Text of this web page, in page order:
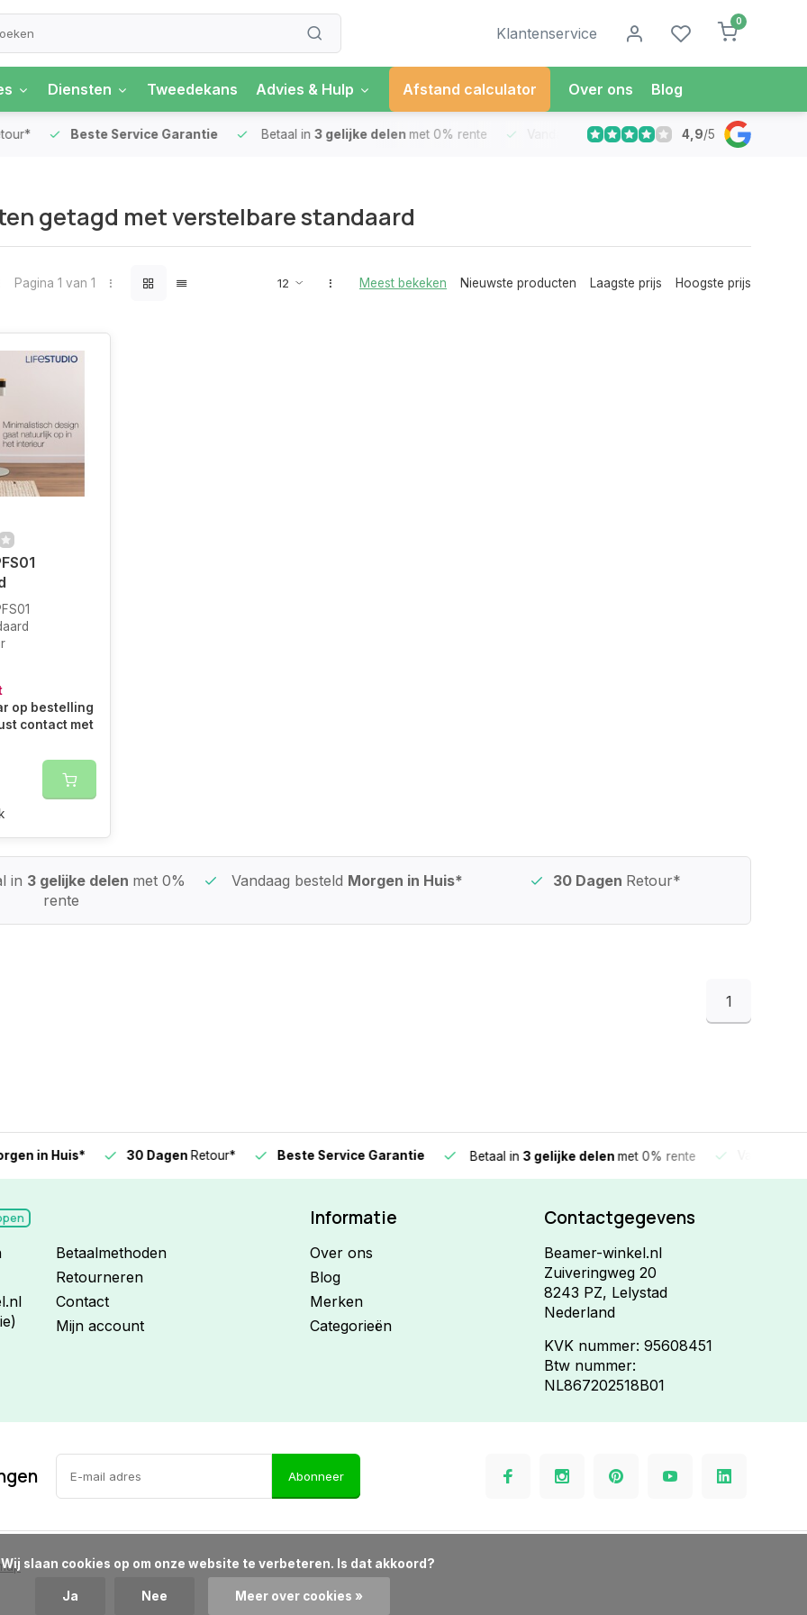
Klantenservice
0
Diensten Tweedekans Advies & Hulp Afstand calculator Over ons Blog
Beste Service Garantie Betaal in3 gelijke delenmet 0% rente Vandaag besteldMorgen in Huis*
4,9/5
getagd met verstelbare standaard
Pagina 1 van 1 Meest bekeken Nieuwste producten Laagste prijs Hoogste prijs
op bestelling
contact met
in 3 gelijke delen met 0%
rente
Vandaag besteld Morgen in Huis* 30 Dagen Retour*
1
in Huis* 30 DagenRetour* Beste Service Garantie Betaal in 3 gelijke delen met 0% rente Vandaag
Betaalmethoden
Retourneren
Contact
Mijn account
Informatie
Over ons
Blog
Merken
Categorieën
Contactgegevens
Beamer-winkel.nl
Zuiveringweg 20
8243 PZ, Lelystad
Nederland
KVK nummer: 95608451
Btw nummer:
NL867202518B01
Abonneer
Ja Nee Meer over cookies »